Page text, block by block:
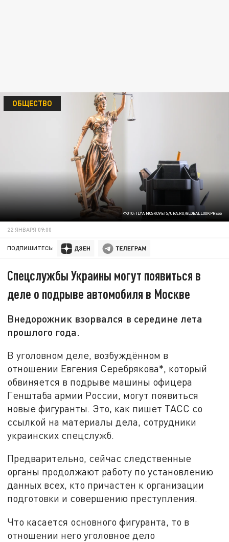
ФОТО: ILYA MOSKOVETS/URA.RU/GLOBALLOOKPRESS
ОБЩЕСТВО
22 ЯНВАРЯ 09:00
ПОДПИШИТЕСЬ:
Спецслужбы Украины могут появиться в
деле о подрыве автомобиля в Москве
Внедорожник взорвался в середине лета
прошлого года.
В уголовном деле, возбуждённом в
отношении Евгения Серебрякова*, который
обвиняется в подрыве машины офицера
Генштаба армии России, могут появиться
новые фигуранты. Это, как пишет ТАСС со
ссылкой на материалы дела, сотрудники
украинских спецслужб.
Предварительно, сейчас следственные
органы продолжают работу по установлению
данных всех, кто причастен к организации
подготовки и совершению преступления.
Что касается основного фигуранта, то в
отношении него уголовное дело